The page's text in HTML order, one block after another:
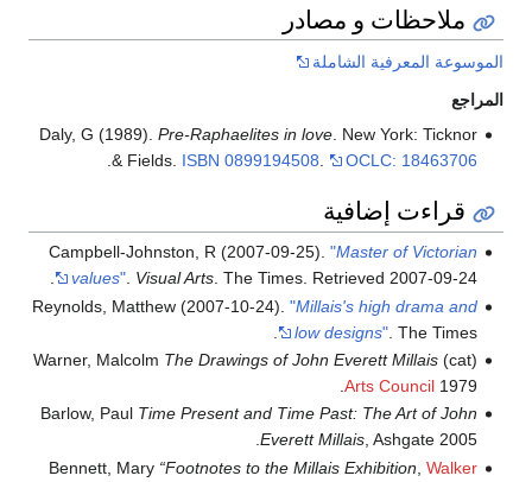
ملاحظات و مصادر
الموسوعة المعرفية الشاملة
المراجع
Daly, G (1989). Pre-Raphaelites in love. New York: Ticknor
& Fields. ISBN 0899194508 OCLC: 18463706
قراءت إضافية
Campbell-Johnston, R (2007-09-25). "Master of Victorian
values". Visual Arts. The Times. Retrieved 2007-09-24
.
Reynolds, Matthew (2007-10-24). "Millais's high drama and
low designs". The Times.
Warner, Malcolm The Drawings of John Everett Millais(cat)
Arts Council1979.
Barlow, Paul Time Present and Time Past: The Art of John
Everett Millais, Ashgate 2005.
Bennett, Mary “Footnotes to the Millais Exhibition Walker